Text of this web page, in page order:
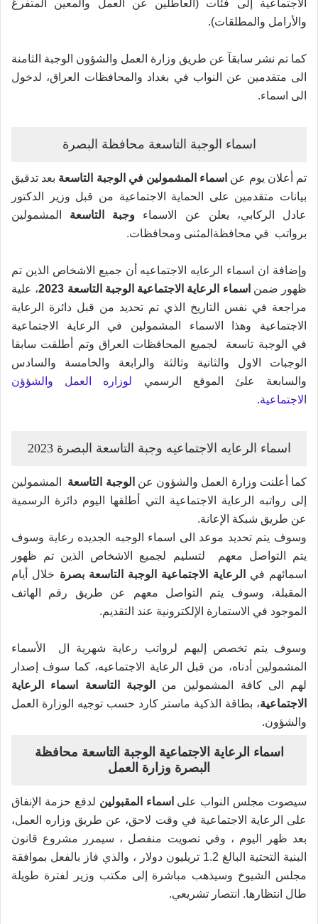
الاجتماعية إلى فئات (العاطلين عن العمل والمعين المتفرغ
والأرامل والمطلقات).
كما تم نشر سابقآ عن طريق وزارة العمل والشؤون الوجبة الثامنة
الى متقدمين عن النواب في بغداد والمحافظات العراق، لدخول
الى اسماء.
اسماء الوجبة التاسعة محافظة البصرة
تم أعلان يوم عن اسماء المشمولين في الوجبة التاسعة بعد تدقيق
بيانات متقدمين على الحماية الاجتماعية من قبل وزير الدكتور
عادل الركابي، يعلن عن الاسماء وجبة التاسعة المشمولين
برواتب في محافظةالمثنى ومحافظات.
وإضافة ان اسماء الرعايه الاجتماعيه أن جميع الاشخاص الذين تم
ظهور ضمن اسماء الرعاية الاجتماعية الوجبة التاسعة 2023
، علية
مراجعة في نفس التاريخ الذي تم تحديد من قبل دائرة الرعاية
الاجتماعية وهذا الاسماء المشمولين في الرعاية الاجتماعية
في الوجبة تاسعة لجميع المحافظات العراق وتم أطلقت سابقا
الوجبات الاول والثانية وثالثة والرابعة والخامسة والسادس
والسابعة علئ الموقع الرسمي لوزاره العمل والشؤؤن
الاجتماعية.
اسماء الرعايه الاجتماعيه وجبة التاسعة البصرة 2023
كما أعلنت وزارة العمل والشؤون عن الوجبة التاسعة المشمولين
إلى رواتبه الرعاية الاجتماعية التي أطلقها اليوم دائرة الرسمية
عن طريق شبكة الإعانة.
وسوف يتم تحديد موعد الى اسماء الوجبه الجديده رعاية وسوف
يتم التواصل معهم لتسليم لجميع الاشخاص الذين تم ظهور
اسمائهم في
الرعاية الاجتماعية الوجبة التاسعة بصرة خلال أيام
المقبلة، وسوف يتم التواصل معهم عن طريق رقم الهاتف
الموجود في الاستمارة الإلكترونية عند التقديم.
وسوف يتم تخصص إليهم لرواتب رعاية شهرية ال الأسماء
المشمولين أدناه، من قبل الرعاية الاجتماعيه، كما سوف إصدار
لهم الى كافة المشمولين من
الوجبة التاسعة اسماء الرعاية
الاجتماعية، بطاقة الذكية ماستر كارد حسب توجيه الوزارة العمل
والشؤون.
اسماء الرعاية الاجتماعية الوجبة التاسعة محافظة
البصرة وزارة العمل
سيصوت مجلس النواب على اسماء المقبولين لدفع حزمة الإنفاق
على الرعاية الاجتماعية في وقت لاحق، عن طريق وزاره العمل،
بعد ظهر اليوم ، وفي تصويت منفصل ، سيمرر مشروع قانون
البنية التحتية البالغ 1.2 تريليون دولار ، والذي فاز بالفعل بموافقة
مجلس الشيوخ وسيذهب مباشرة إلى مكتب وزير لفترة طويلة
طال انتظارها. انتصار تشريعي.